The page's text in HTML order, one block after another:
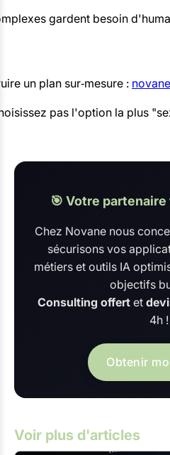
gardent besoin
un plan sur‑mesure :
pas l'option la plus
🎯 Votre
Chez Novane nous
sécurisons vos
métiers et outils IA
objectifs
Consulting offert et
4h !
Obtenir
Voir plus d'articles